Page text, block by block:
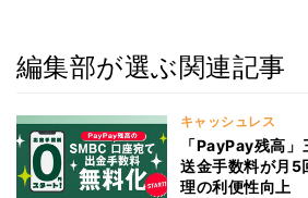
編集部が選ぶ関連記事
キャッシュレス
「PayPay残高
送金手数料が月5
理の利便性向上